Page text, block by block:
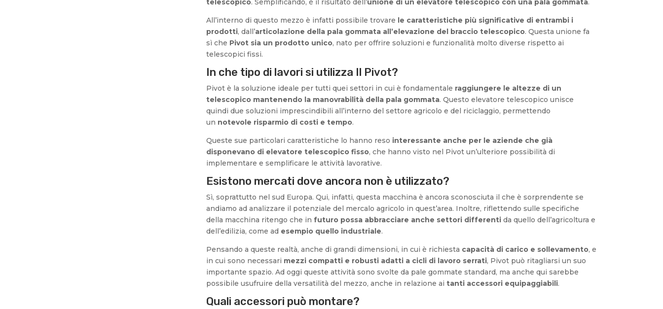
telescopico. Semplificando, è il risultato dell’unione di un elevatore telescopico con una pala gommata.
All’interno di questo mezzo è infatti possibile trovare le caratteristiche più significative di entrambi i
prodotti, dall’articolazione della pala gommata all’elevazione del braccio telescopico. Questa unione fa
sì che Pivot sia un prodotto unico, nato per offrire soluzioni e funzionalità molto diverse rispetto ai
telescopici fissi.
In che tipo di lavori si utilizza Il Pivot?
Pivot è la soluzione ideale per tutti quei settori in cui è fondamentale raggiungere le altezze di un
telescopico mantenendo la manovrabilità della pala gommata. Questo elevatore telescopico unisce
quindi due soluzioni imprescindibili all’interno del settore agricolo e del riciclaggio, permettendo
un notevole risparmio di costi e tempo.
Queste sue particolari caratteristiche lo hanno reso interessante anche per le aziende che già
disponevano di elevatore telescopico fisso, che hanno visto nel Pivot un’ulteriore possibilità di
implementare e semplificare le attività lavorative.
Esistono mercati dove ancora non è utilizzato?
Sì, soprattutto nel sud Europa. Qui, infatti, questa macchina è ancora sconosciuta il che è sorprendente se
andiamo ad analizzare il potenziale del mercalo agricolo in quest’area. Inoltre, riflettendo sulle specifiche
della macchina ritengo che in futuro possa abbracciare anche settori differentida quello dell’agricoltura e
dell’edilizia, come ad esempio quello industriale.
Pensando a queste realtà, anche di grandi dimensioni, in cui è richiesta capacità di carico e sollevamento, e
in cui sono necessari mezzi compatti e robusti adatti a cicli di lavoro serrati, Pivot può ritagliarsi un suo
importante spazio. Ad oggi queste attività sono svolte da pale gommate standard, ma anche qui sarebbe
possibile usufruire della versatilità del mezzo, anche in relazione ai tanti accessori equipaggiabili.
Quali accessori può montare?